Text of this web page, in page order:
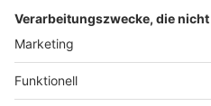
Teilnahmebedingungen
Grounding Page ANTENNE
BAYERN